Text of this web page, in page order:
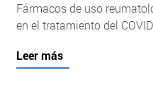
Fármacos de uso
en el tratamiento del
Leer más